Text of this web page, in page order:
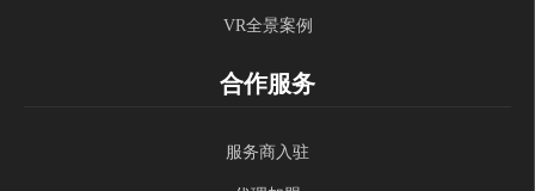
VR全景案例
合作服务
服务商入驻